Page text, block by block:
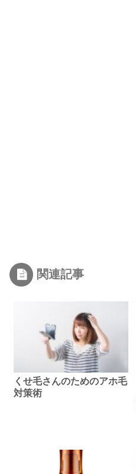
関連記事
くせ毛さんのためのアホ毛
対策術